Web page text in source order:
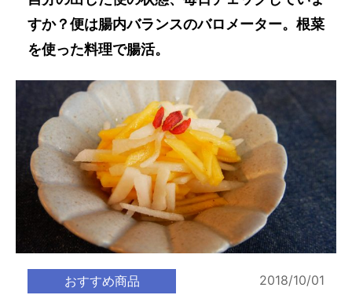
すか？便は腸内バランスのバロメーター。根菜
を使った料理で腸活。
おすすめ商品 2018/10/01